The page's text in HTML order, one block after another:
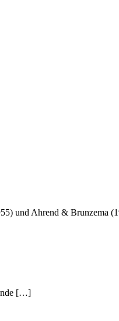
und Ahrend & Brunzema
[…]